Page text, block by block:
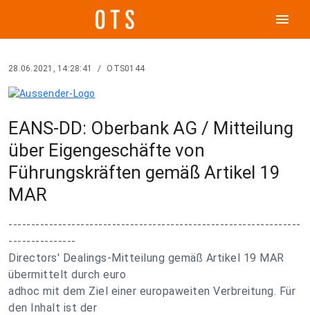
menu
28.06.2021, 14:28:41 / OTS0144
EANS-DD: Oberbank AG / Mitteilung
über Eigengeschäfte von
Führungskräften gemäß Artikel 19
MAR
-----------------------------------------------------------------
---------------
Directors' Dealings-Mitteilung gemäß Artikel 19 MAR
übermittelt durch euro
adhoc mit dem Ziel einer europaweiten Verbreitung. Für
den Inhalt ist der